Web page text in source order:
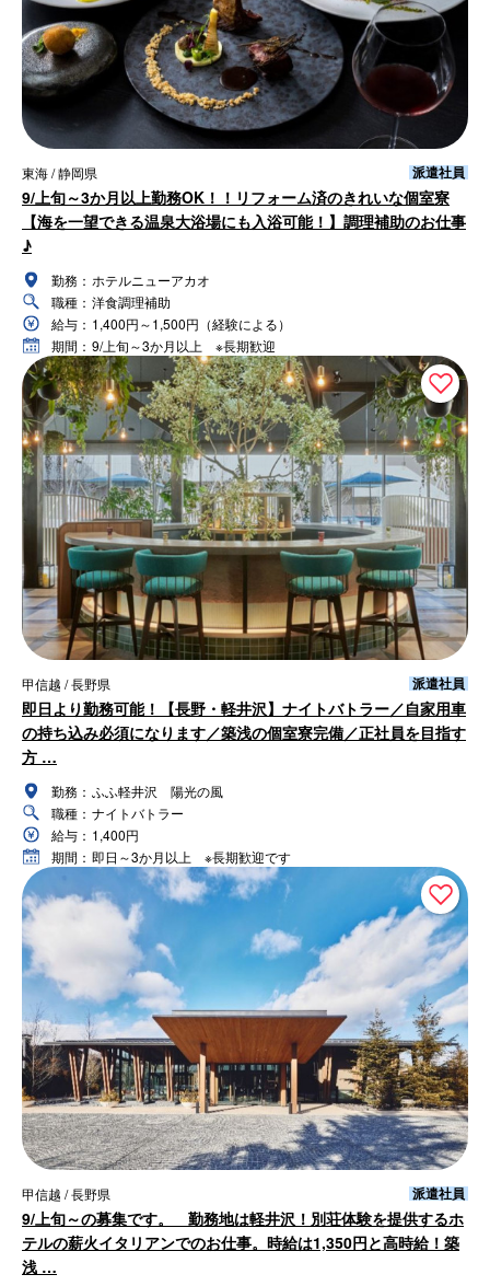
東海 / 静岡県 派遣社員
9/上旬～3か月以上勤務OK！！リフォーム済のきれいな個室寮
【海を一望できる温泉大浴場にも入浴可能！】調理補助のお仕事
♪
勤務： ホテルニューアカオ
職種： 洋食調理補助
給与： 1,400円～1,500円（経験による）
期間： 9/上旬～3か月以上 ※長期歓迎
甲信越 / 長野県 派遣社員
即日より勤務可能！【長野・軽井沢】ナイトバトラー／自家用車
の持ち込み必須になります／築浅の個室寮完備／正社員を目指す
方 …
勤務： ふふ軽井沢 陽光の風
職種： ナイトバトラー
給与： 1,400円
期間： 即日～3か月以上 ※長期歓迎です
甲信越 / 長野県 派遣社員
9/上旬～の募集です。 勤務地は軽井沢！別荘体験を提供するホ
テルの薪火イタリアンでのお仕事。時給は1,350円と高時給！築
浅 …